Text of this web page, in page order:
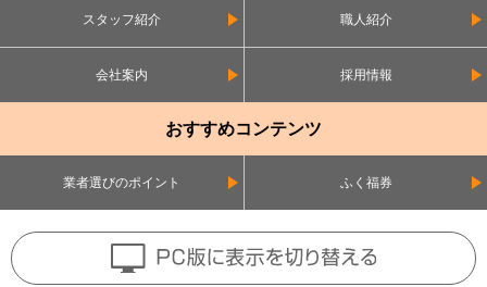
スタッフ紹介 職人紹介
会社案内 採用情報
おすすめコンテンツ
業者選びのポイント ふく福券